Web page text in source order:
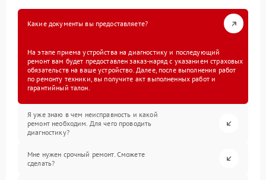
Какие документы вы предоставляете?
На этапе приема устройства на диагностику и последующий
ремонт вам будет предоставлен заказ-наряд с указанием страховых
обязательств на ваше устройство. Далее, после выполнения работ
по ремонту техники, вы получите акт выполненных работ и
гарантийный талон.
Я уже знаю в чем неисправность и какой
ремонт необходим. Для чего проводить
диагностику?
Мне нужен срочный ремонт. Сможете
сделать?